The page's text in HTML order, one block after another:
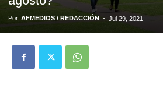
Por AFMEDIOS / REDACCIÓN - Jul 29, 2021